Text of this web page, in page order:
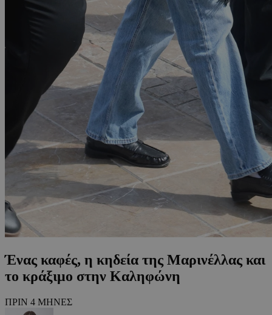
Ένας καφές, η κηδεία της Μαρινέλλας και
το κράξιμο στην Καληφώνη
ΠΡΙΝ 4 ΜΗΝΕΣ